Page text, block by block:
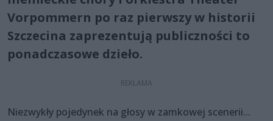
Vorpommern po raz pierwszy w historii
Szczecina zaprezentują publiczności to
ponadczasowe dzieło.
Niezwykły pojedynek na głosy w zamkowej scenerii...